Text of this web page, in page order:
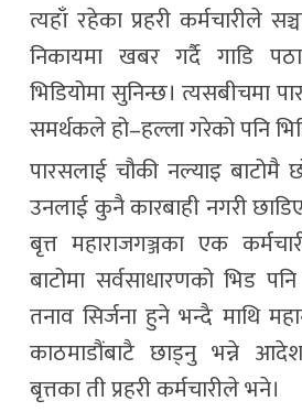
त्यहाँ रहेका प्रहरी कर्मचारीले
निकायमा खबर गर्दै गाडि
भिडियोमा सुनिन्छ। त्यसबीचमा
समर्थकले हो–हल्ला गरेको पनि
पारसलाई चौकी नल्याइ
उनलाई कुनै कारबाही नगरी
बृत्त महाराजगञ्जका एक
बाटोमा सर्वसाधारणको भिड
तनाव सिर्जना हुने भन्दै माथि
काठमाडौंबाटै छाड्नु भन्ने
बृत्तका ती प्रहरी कर्मचारीले भने।